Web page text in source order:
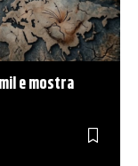
e mostra